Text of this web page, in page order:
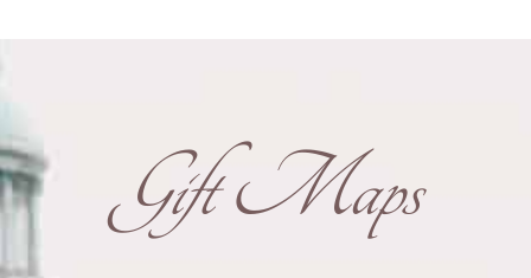
Gift Maps